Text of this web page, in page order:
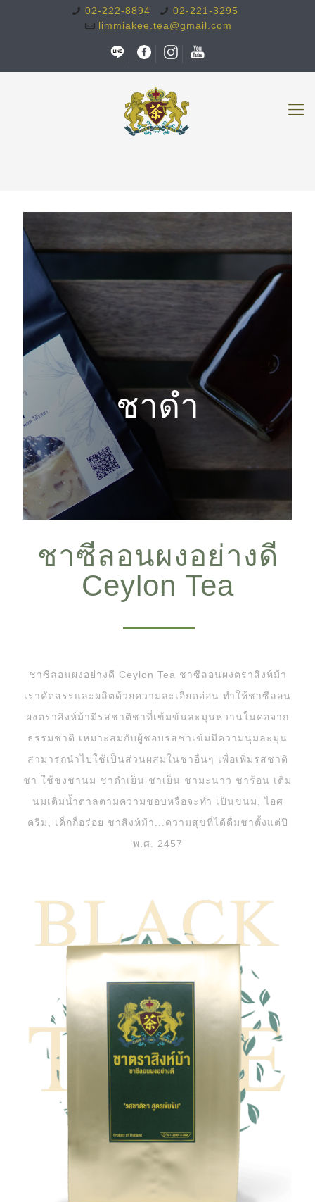
02-222-8894
02-221-3295
limmiakee.tea@gmail.com
ชาดำ
ชาซีลอนผงอย่างดี
Ceylon Tea
ชาซีลอนผงอย่างดี Ceylon Tea ชาซีลอนผงตราสิงห์ม้า
เราคัดสรรและผลิตด้วยความละเอียดอ่อน ทำให้ชาซีลอน
ผงตราสิงห์ม้ามีรสชาติชาที่เข้มข้นละมุนหวานในคอจาก
ธรรมชาติ เหมาะสมกับผู้ชอบรสชาเข้มมีความนุ่มละมุน
สามารถนำไปใช้เป็นส่วนผสมในชาอื่นๆ เพื่อเพิ่มรสชาติ
ชา ใช้ชงชานม ชาดำเย็น ชาเย็น ชามะนาว ชาร้อน เติม
นมเติมน้ำตาลตามความชอบหรือจะทำ เป็นขนม, ไอศ
ครีม, เค็กก็อร่อย ชาสิงห์ม้า...ความสุขที่ได้ดื่มชาตั้งแต่ปี
พ.ศ. 2457